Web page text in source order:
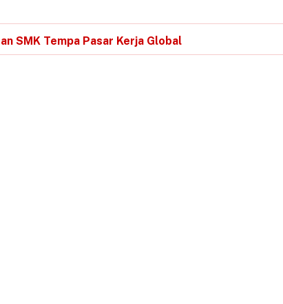
SMK Tempa Pasar Kerja Global